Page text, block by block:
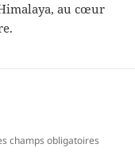
au cœur
champs obligatoires